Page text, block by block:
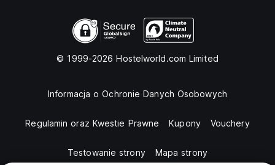
© 1999-2026 Hostelworld.com Limited
Informacja o Ochronie Danych Osobowych
Regulamin oraz Kwestie Prawne Kupony Vouchery
Testowanie strony Mapa strony